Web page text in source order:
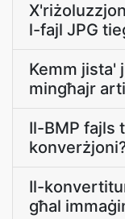
l-fajl JPG
Kemm jista'
mingħajr
Il-BMP fajls
Il-
għal